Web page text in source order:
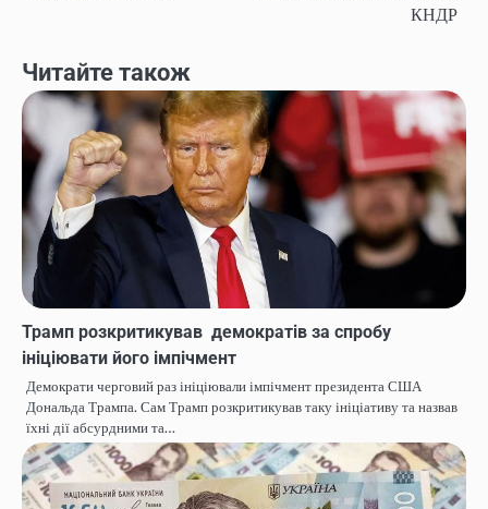
КНДР
Читайте також
Трамп розкритикував демократів за спробу
ініціювати його імпічмент
Демократи черговий раз ініціювали імпічмент президента США
Дональда Трампа. Сам Трамп розкритикував таку ініціативу та назвав
їхні дії абсурдними та…